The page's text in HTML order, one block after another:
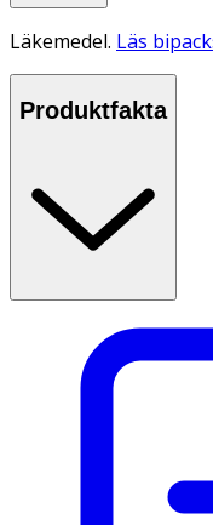
Läkemedel. Läs
Produktfakta